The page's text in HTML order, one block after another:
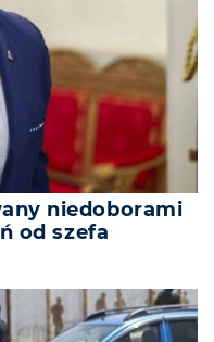
niedoborami
od szefa